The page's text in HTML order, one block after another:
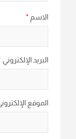
الاسم *
البريد الإلكتروني
الموقع